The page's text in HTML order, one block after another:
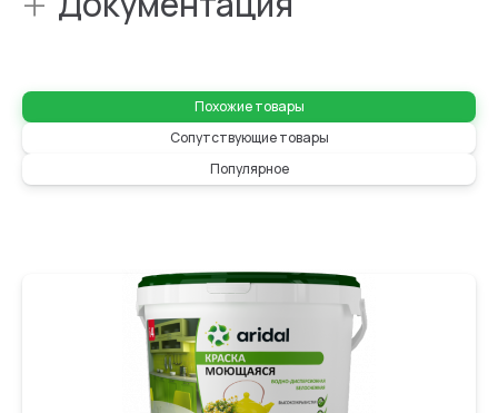
Похожие товары
Сопутствующие товары
Популярное